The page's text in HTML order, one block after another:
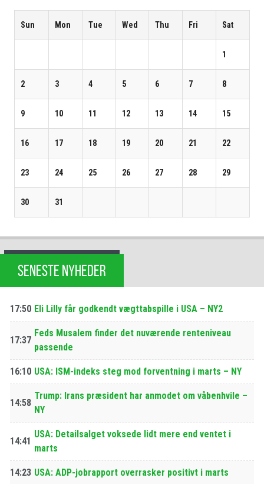
Sun Mon Tue Wed Thu Fri Sat
1
2 3 4 5 6 7 8
9 10 11 12 13 14 15
16 17 18 19 20 21 22
23 24 25 26 27 28 29
30 31
SENESTE NYHEDER
17:50 Eli Lilly får godkendt vægttabspille i USA – NY2
17:37
Feds Musalem finder det nuværende renteniveau
passende
16:10 USA: ISM-indeks steg mod forventning i marts – NY
14:58
Trump: Irans præsident har anmodet om våbenhvile –
NY
14:41
USA: Detailsalget voksede lidt mere end ventet i
marts
14:23 USA: ADP-jobrapport overrasker positivt i marts